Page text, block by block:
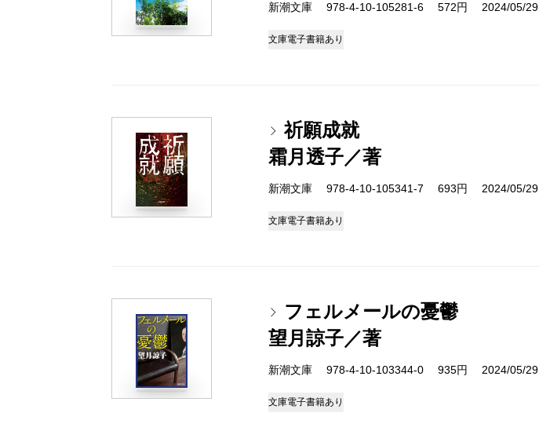
新潮文庫 978-4-10-105281-6 572円 2024/05/29
文庫電子書籍あり
祈願成就
霜月透子／著
新潮文庫 978-4-10-105341-7 693円 2024/05/29
文庫電子書籍あり
フェルメールの憂鬱
望月諒子／著
新潮文庫 978-4-10-103344-0 935円 2024/05/29
文庫電子書籍あり